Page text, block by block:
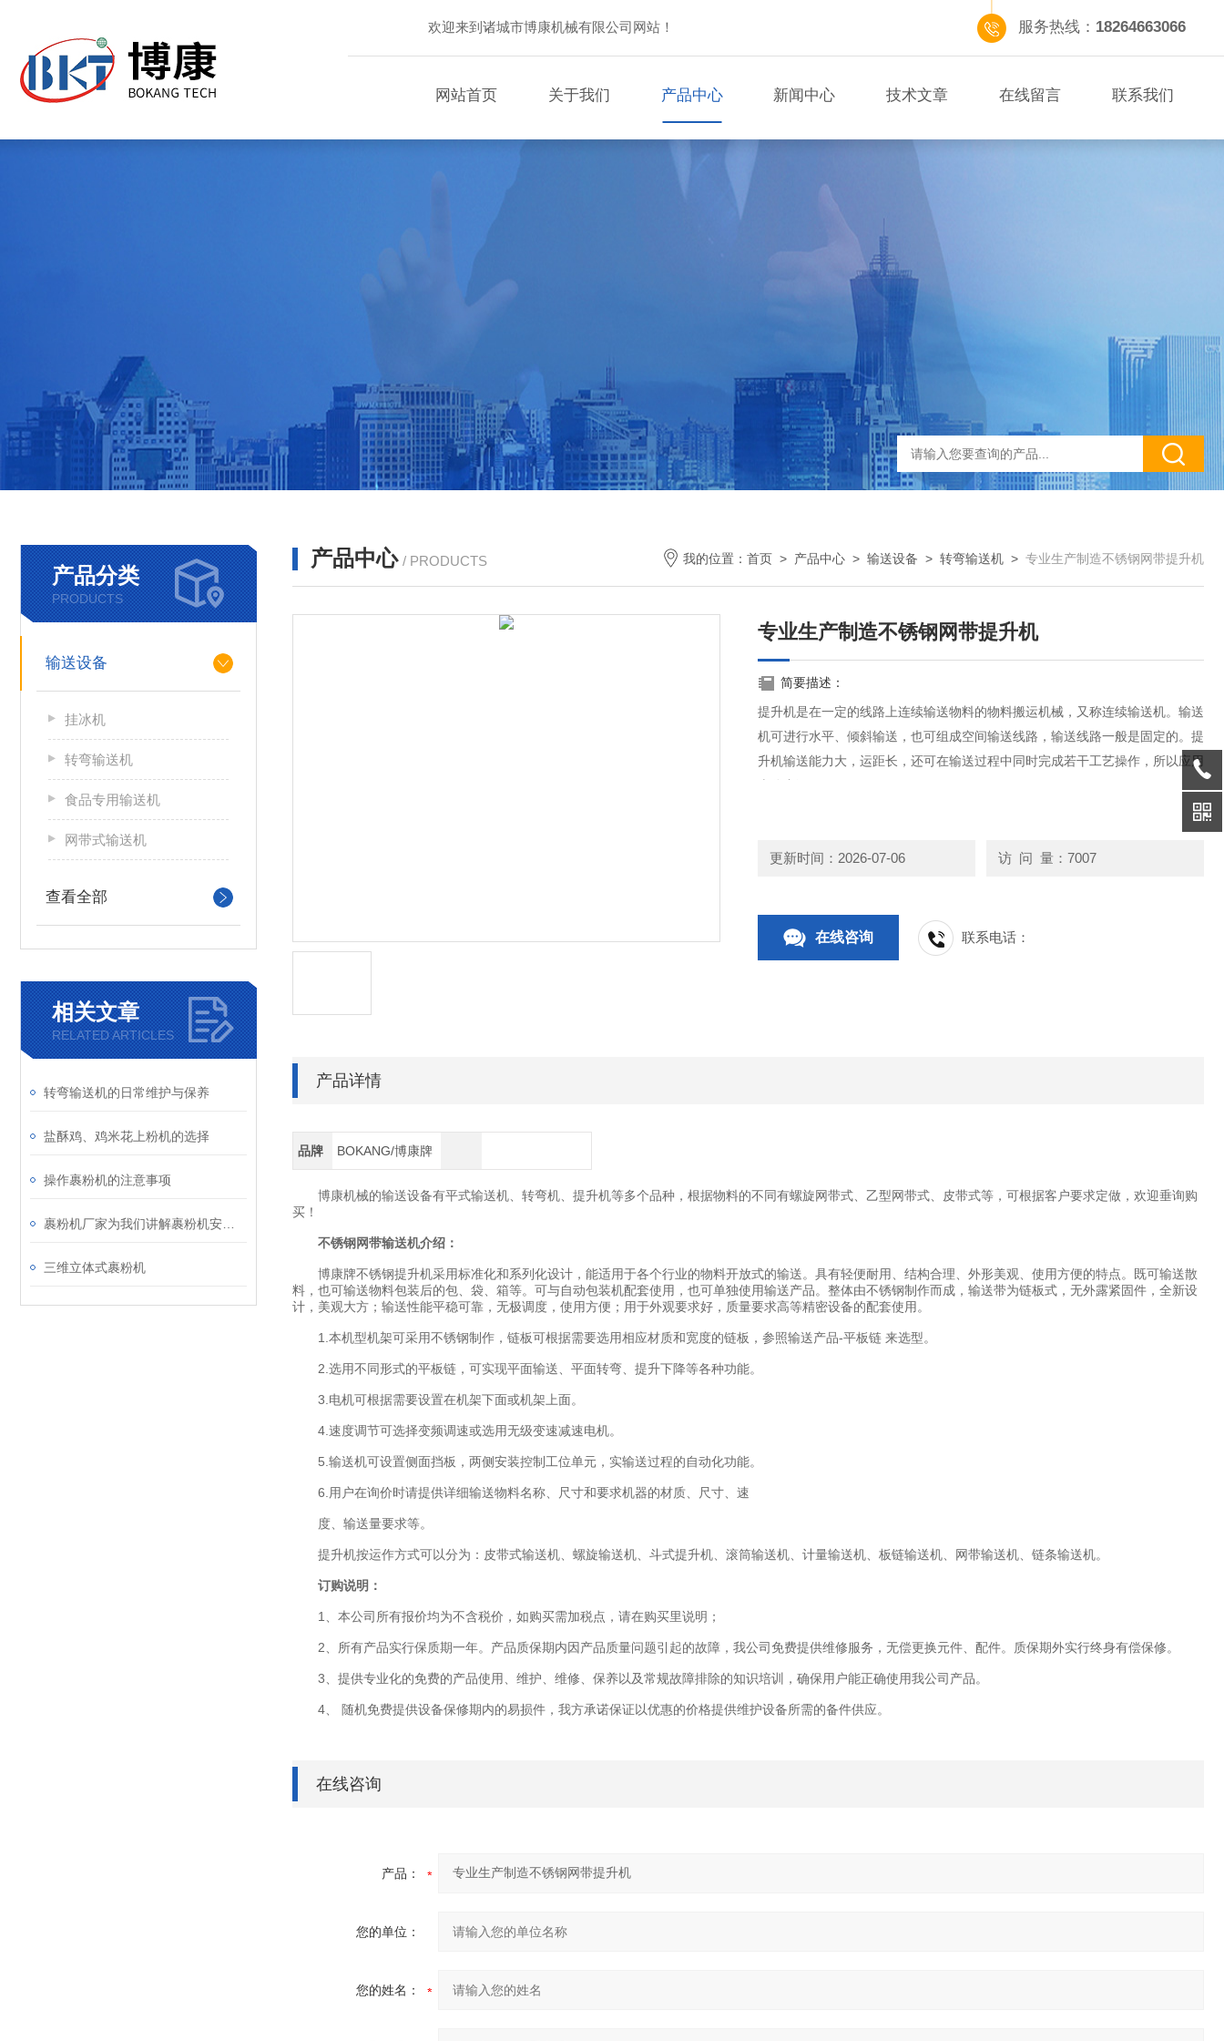
欢迎来到诸城市博康机械有限公司网站！ 服务热线： 18264663066
网站首页 关于我们 产品中心 新闻中心 技术文章 在线留言 联系我们
产品分类
PRODUCTS
输送设备
挂冰机
转弯输送机
食品专用输送机
网带式输送机
查看全部
相关文章
RELATED ARTICLES
转弯输送机的日常维护与保养
盐酥鸡、鸡米花上粉机的选择
操作裹粉机的注意事项
三维立体式裹粉机
产品中心 / PRODUCTS 我的位置： 首页 > 产品中心 > 输送设备 > 转弯输送机 > 专业生产制造不锈钢网带提升机
专业生产制造不锈钢网带提升机
简要描述：
提升机是在一定的线路上连续输送物料的物料搬运机械，又称连续输送机。输送
机可进行水平、倾斜输送，也可组成空间输送线路，输送线路一般是固定的。提
升机输送能力大，运距长，还可在输送过程中同时完成若干工艺操作，所以应用
更新时间：2026-07-06 访 问 量：7007
在线咨询 联系电话：
产品详情
品牌 BOKANG/博康牌
博康机械的输送设备有平式输送机、转弯机、提升机等多个品种，根据物料的不同有螺旋网带式、乙型网带式、皮带式等，可根据客户要求定做，欢迎垂询购
买！
不锈钢网带输送机介绍：
博康牌不锈钢提升机采用标准化和系列化设计，能适用于各个行业的物料开放式的输送。具有轻便耐用、结构合理、外形美观、使用方便的特点。既可输送散
料，也可输送物料包装后的包、袋、箱等。可与自动包装机配套使用，也可单独使用输送产品。整体由不锈钢制作而成，输送带为链板式，无外露紧固件，全新设
计，美观大方；输送性能平稳可靠，无极调度，使用方便；用于外观要求好，质量要求高等精密设备的配套使用。
1.本机型机架可采用不锈钢制作，链板可根据需要选用相应材质和宽度的链板，参照输送产品-平板链 来选型。
2.选用不同形式的平板链，可实现平面输送、平面转弯、提升下降等各种功能。
3.电机可根据需要设置在机架下面或机架上面。
4.速度调节可选择变频调速或选用无级变速减速电机。
5.输送机可设置侧面挡板，两侧安装控制工位单元，实输送过程的自动化功能。
6.用户在询价时请提供详细输送物料名称、尺寸和要求机器的材质、尺寸、速
度、输送量要求等。
提升机按运作方式可以分为：皮带式输送机、螺旋输送机、斗式提升机、滚筒输送机、计量输送机、板链输送机、网带输送机、链条输送机。
订购说明：
1、本公司所有报价均为不含税价，如购买需加税点，请在购买里说明；
2、所有产品实行保质期一年。产品质保期内因产品质量问题引起的故障，我公司免费提供维修服务，无偿更换元件、配件。质保期外实行终身有偿保修。
3、提供专业化的免费的产品使用、维护、维修、保养以及常规故障排除的知识培训，确保用户能正确使用我公司产品。
4、 随机免费提供设备保修期内的易损件，我方承诺保证以优惠的价格提供维护设备所需的备件供应。
在线咨询
产品：
您的单位：
您的姓名：